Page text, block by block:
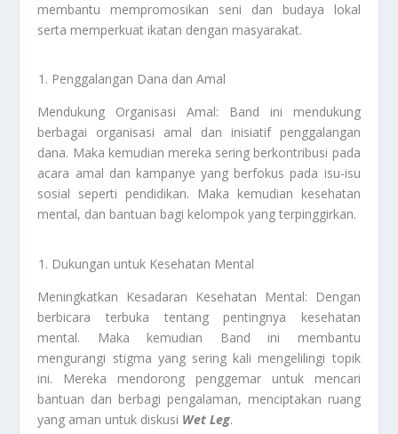
membantu mempromosikan seni dan budaya lokal
serta memperkuat ikatan dengan masyarakat.
Penggalangan Dana dan Amal
Mendukung Organisasi Amal: Band ini mendukung
berbagai organisasi amal dan inisiatif penggalangan
dana. Maka kemudian mereka sering berkontribusi pada
acara amal dan kampanye yang berfokus pada isu-isu
sosial seperti pendidikan. Maka kemudian kesehatan
mental, dan bantuan bagi kelompok yang terpinggirkan.
Dukungan untuk Kesehatan Mental
Meningkatkan Kesadaran Kesehatan Mental: Dengan
berbicara terbuka tentang pentingnya kesehatan
mental. Maka kemudian Band ini membantu
mengurangi stigma yang sering kali mengelilingi topik
ini. Mereka mendorong penggemar untuk mencari
bantuan dan berbagi pengalaman, menciptakan ruang
yang aman untuk diskusi Wet Leg.